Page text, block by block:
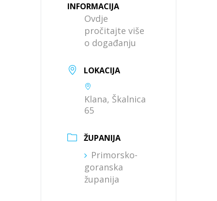
INFORMACIJA
Ovdje
pročitajte više
o događanju
LOKACIJA
Klana, Škalnica
65
ŽUPANIJA
Primorsko-
goranska
županija